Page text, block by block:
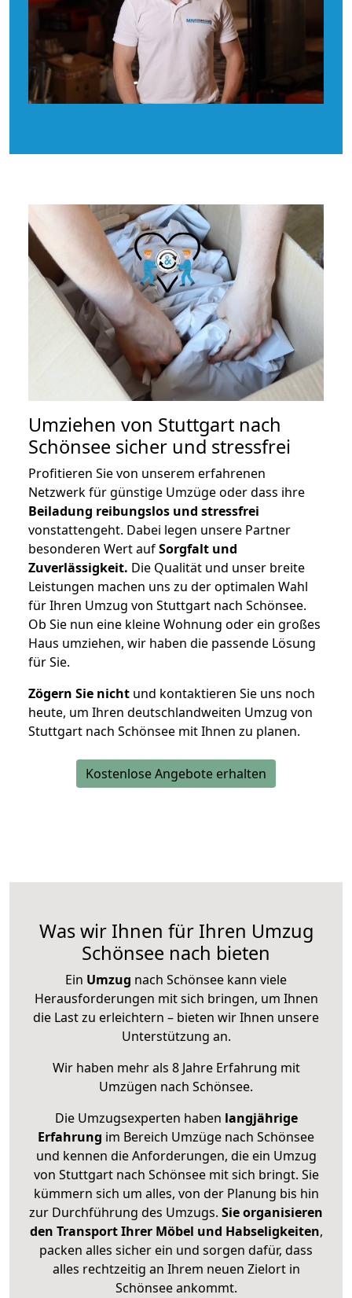
Umziehen von Stuttgart nach
Schönsee sicher und stressfrei
Profitieren Sie von unserem erfahrenen
Netzwerk für günstige Umzüge oder dass ihre
Beiladung reibungslos und stressfrei
vonstattengeht. Dabei legen unsere Partner
besonderen Wert aufSorgfalt und
Zuverlässigkeit. Die Qualität und unser breite
Leistungen machen uns zu der optimalen Wahl
für Ihren Umzug von Stuttgart nach Schönsee.
Ob Sie nun eine kleine Wohnung oder ein großes
Haus umziehen, wir haben die passende Lösung
für Sie.
Zögern Sie nicht und kontaktieren Sie uns noch
heute, um Ihren deutschlandweiten Umzug von
Stuttgart nach Schönsee mit Ihnen zu planen.
Kostenlose Angebote erhalten
Was wir Ihnen für Ihren Umzug
Schönsee nach bieten
Ein Umzug nach Schönsee kann viele
Herausforderungen mit sich bringen, um Ihnen
die Last zu erleichtern – bieten wir Ihnen unsere
Unterstützung an.
Wir haben mehr als 8 Jahre Erfahrung mit
Umzügen nach Schönsee.
Die Umzugsexperten haben langjährige
Erfahrung im Bereich Umzüge nach Schönsee
und kennen die Anforderungen, die ein Umzug
von Stuttgart nach Schönsee mit sich bringt. Sie
kümmern sich um alles, von der Planung bis hin
zur Durchführung des Umzugs. Sie organisieren
den Transport Ihrer Möbel und Habseligkeiten,
packen alles sicher ein und sorgen dafür, dass
alles rechtzeitig an Ihrem neuen Zielort in
Schönsee ankommt.